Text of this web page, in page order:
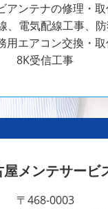
ンテナの修理・取
、電気配線工事、
用エアコン交換・取
8K受信工事
屋メンテサービ
〒468-0003